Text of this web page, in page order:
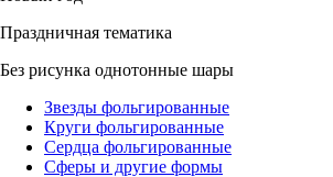
Праздничная тематика
Без рисунка однотонные шары
Звезды фольгированные
Круги фольгированные
Сердца фольгированные
Сферы и другие формы